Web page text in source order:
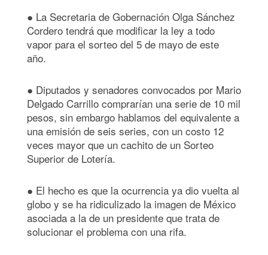
● La Secretaria de Gobernación Olga Sánchez
Cordero tendrá que modificar la ley a todo
vapor para el sorteo del 5 de mayo de este
año.
● Diputados y senadores convocados por Mario
Delgado Carrillo comprarían una serie de 10 mil
pesos, sin embargo hablamos del equivalente a
una emisión de seis series, con un costo 12
veces mayor que un cachito de un Sorteo
Superior de Lotería.
● El hecho es que la ocurrencia ya dio vuelta al
globo y se ha ridiculizado la imagen de México
asociada a la de un presidente que trata de
solucionar el problema con una rifa.